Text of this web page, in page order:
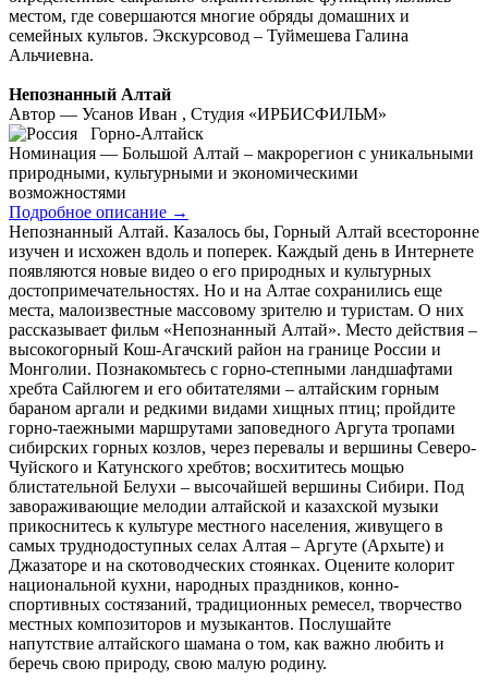
местом, где совершаются многие обряды домашних и
семейных культов. Экскурсовод – Туймешева Галина
Альчиевна.
Непознанный Алтай
Автор — Усанов Иван , Студия «ИРБИСФИЛЬМ»
Горно-Алтайск
Номинация — Большой Алтай – макрорегион с уникальными
природными, культурными и экономическими
возможностями
Подробное описание →
Непознанный Алтай. Казалось бы, Горный Алтай всесторонне
изучен и исхожен вдоль и поперек. Каждый день в Интернете
появляются новые видео о его природных и культурных
достопримечательностях. Но и на Алтае сохранились еще
места, малоизвестные массовому зрителю и туристам. О них
рассказывает фильм «Непознанный Алтай». Место действия –
высокогорный Кош-Агачский район на границе России и
Монголии. Познакомьтесь с горно-степными ландшафтами
хребта Сайлюгем и его обитателями – алтайским горным
бараном аргали и редкими видами хищных птиц; пройдите
горно-таежными маршрутами заповедного Аргута тропами
сибирских горных козлов, через перевалы и вершины Северо-
Чуйского и Катунского хребтов; восхититесь мощью
блистательной Белухи – высочайшей вершины Сибири. Под
завораживающие мелодии алтайской и казахской музыки
прикоснитесь к культуре местного населения, живущего в
самых труднодоступных селах Алтая – Аргуте (Архыте) и
Джазаторе и на скотоводческих стоянках. Оцените колорит
национальной кухни, народных праздников, конно-
спортивных состязаний, традиционных ремесел, творчество
местных композиторов и музыкантов. Послушайте
напутствие алтайского шамана о том, как важно любить и
беречь свою природу, свою малую родину.